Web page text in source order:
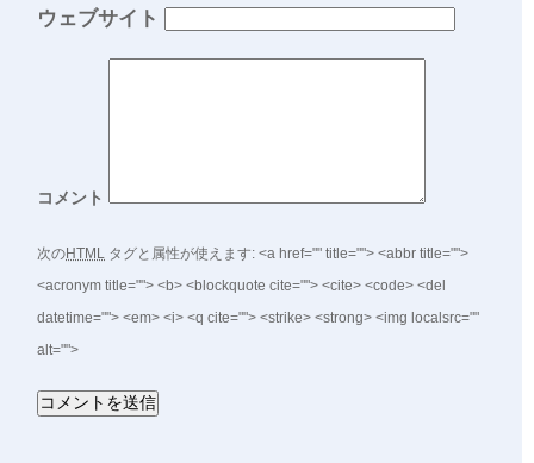
ウェブサイト
コメント
次のHTML タグと属性が使えます: <a href="" title=""> <abbr title="">
<acronym title=""> <b> <blockquote cite=""> <cite> <code> <del
datetime=""> <em> <i> <q cite=""> <strike> <strong> <img localsrc=""
alt="">